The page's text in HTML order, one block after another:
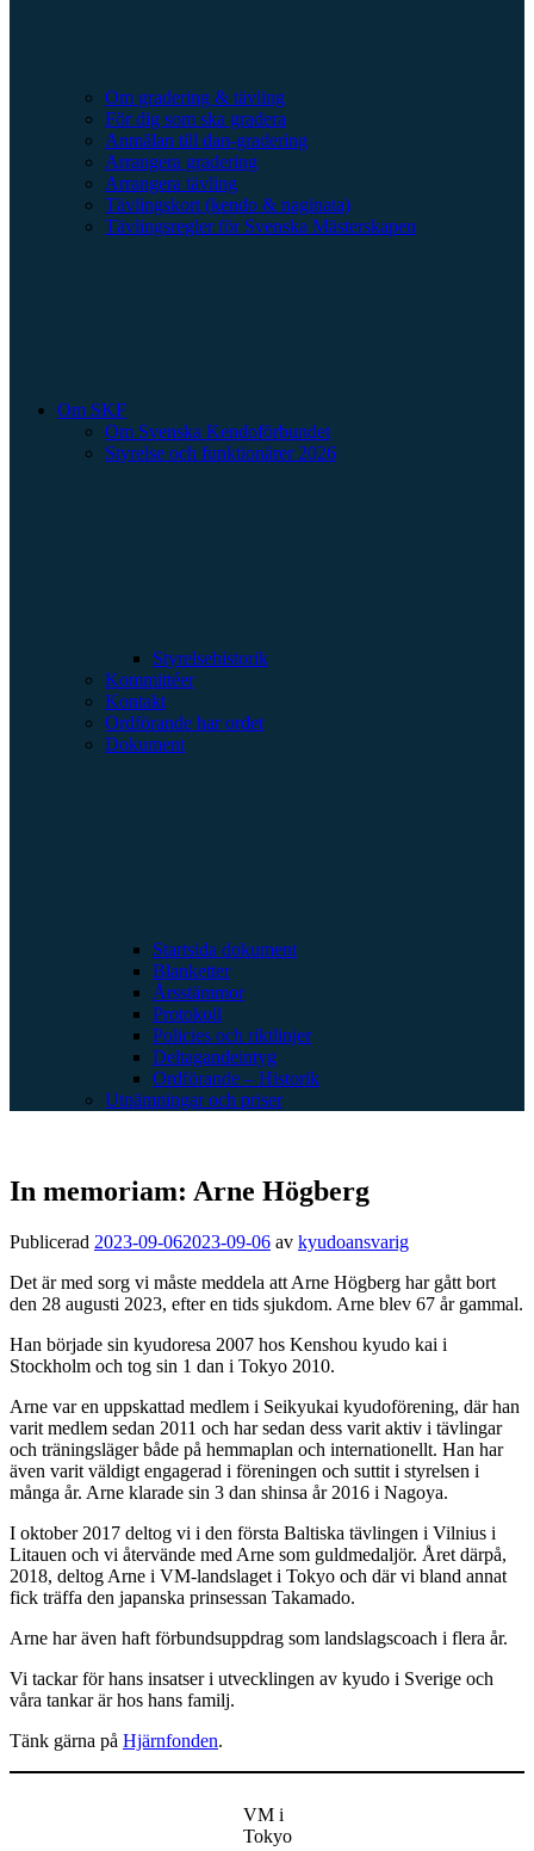
Om gradering & tävling
För dig som ska gradera
Anmälan till dan-gradering
Arrangera gradering
Arrangera tävling
Tävlingskort (kendo & naginata)
Tävlingsregler för Svenska Mästerskapen
Om SKF
Om Svenska Kendoförbundet
Styrelse och funktionärer 2026
Styrelsehistorik
Kommittéer
Kontakt
Ordförande har ordet
Dokument
Startsida dokument
Blanketter
Årsstämmor
Protokoll
Policies och riktlinjer
Deltagandeintyg
Ordförande – Historik
Utnämningar och priser
In memoriam: Arne Högberg
Publicerad 2023-09-062023-09-06 av kyudoansvarig
Det är med sorg vi måste meddela att Arne Högberg har gått bort
den 28 augusti 2023, efter en tids sjukdom. Arne blev 67 år gammal.
Han började sin kyudoresa 2007 hos Kenshou kyudo kai i
Stockholm och tog sin 1 dan i Tokyo 2010.
Arne var en uppskattad medlem i Seikyukai kyudoförening, där han
varit medlem sedan 2011 och har sedan dess varit aktiv i tävlingar
och träningsläger både på hemmaplan och internationellt. Han har
även varit väldigt engagerad i föreningen och suttit i styrelsen i
många år. Arne klarade sin 3 dan shinsa år 2016 i Nagoya.
I oktober 2017 deltog vi i den första Baltiska tävlingen i Vilnius i
Litauen och vi återvände med Arne som guldmedaljör. Året därpå,
2018, deltog Arne i VM-landslaget i Tokyo och där vi bland annat
fick träffa den japanska prinsessan Takamado.
Arne har även haft förbundsuppdrag som landslagscoach i flera år.
Vi tackar för hans insatser i utvecklingen av kyudo i Sverige och
våra tankar är hos hans familj.
Tänk gärna på Hjärnfonden.
VM i
Tokyo